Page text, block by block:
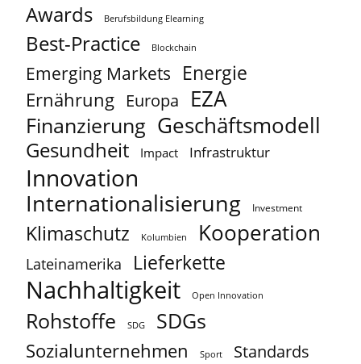
Awards Berufsbildung Elearning
Best-Practice Blockchain
Emerging Markets Energie
Ernährung Europa EZA
Finanzierung Geschäftsmodell
Gesundheit Impact Infrastruktur
Innovation
Internationalisierung Investment
Klimaschutz Kolumbien Kooperation
Lateinamerika Lieferkette
Nachhaltigkeit Open Innovation
Rohstoffe SDG SDGs
Sozialunternehmen Sport Standards